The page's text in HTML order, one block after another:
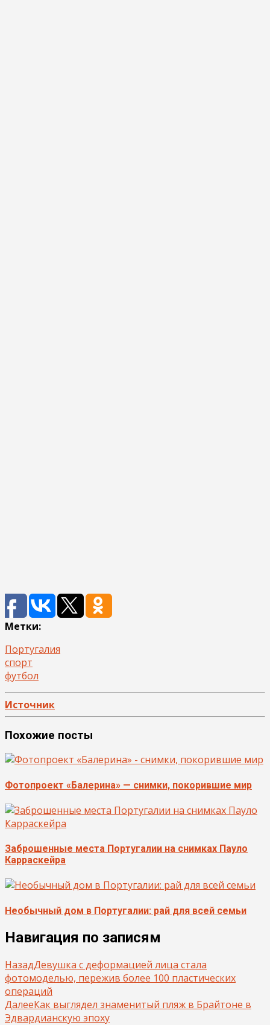
Метки:
Португалия
спорт
футбол
Источник
Похожие посты
Фотопроект «Балерина» — снимки, покорившие мир
Заброшенные места Португалии на снимках Пауло
Карраскейра
Необычный дом в Португалии: рай для всей семьи
Навигация по записям
НазадДевушка с деформацией лица стала
фотомоделью, пережив более 100 пластических
операций
ДалееКак выглядел знаменитый пляж в Брайтоне в
Эдвардианскую эпоху